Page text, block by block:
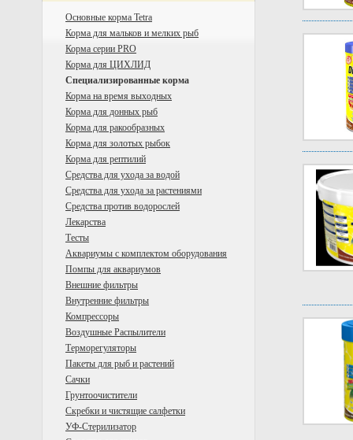
Основные корма Tetra
Корма для мальков и мелких рыб
Корма серии PRO
Корма для ЦИХЛИД
Специализированные корма
Корма на время выходных
Корма для донных рыб
Корма для ракообразных
Корма для золотых рыбок
Корма для рептилий
Средства для ухода за водой
Средства для ухода за растениями
Средства против водорослей
Лекарства
Тесты
Аквариумы с комплектом оборудования
Помпы для аквариумов
Внешние фильтры
Внутренние фильтры
Компрессоры
Воздушные Распылители
Терморегуляторы
Пакеты для рыб и растений
Сачки
Грунтоочистители
Скребки и чистящие салфетки
УФ-Стерилизатор